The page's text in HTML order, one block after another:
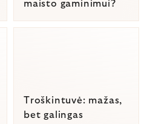
maisto gaminimui?
Troškintuvė: mažas,
bet galingas